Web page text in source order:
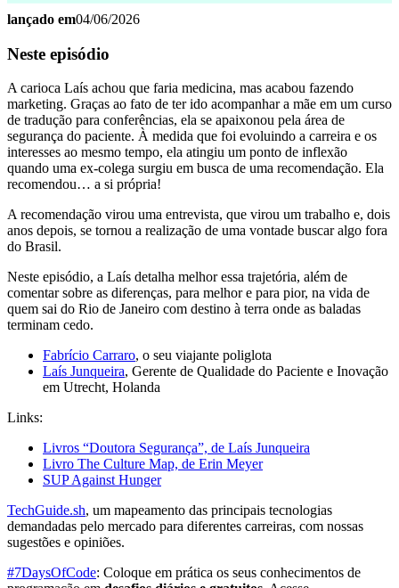
lançado em04/06/2026
Neste episódio
A carioca Laís achou que faria medicina, mas acabou fazendo
marketing. Graças ao fato de ter ido acompanhar a mãe em um curso
de tradução para conferências, ela se apaixonou pela área de
segurança do paciente. À medida que foi evoluindo a carreira e os
interesses ao mesmo tempo, ela atingiu um ponto de inflexão
quando uma ex-colega surgiu em busca de uma recomendação. Ela
recomendou… a si própria!
A recomendação virou uma entrevista, que virou um trabalho e, dois
anos depois, se tornou a realização de uma vontade buscar algo fora
do Brasil.
Neste episódio, a Laís detalha melhor essa trajetória, além de
comentar sobre as diferenças, para melhor e para pior, na vida de
quem sai do Rio de Janeiro com destino à terra onde as baladas
terminam cedo.
Fabrício Carraro, o seu viajante poliglota
Laís Junqueira, Gerente de Qualidade do Paciente e Inovação
em Utrecht, Holanda
Links:
Livros “Doutora Segurança”, de Laís Junqueira
Livro The Culture Map, de Erin Meyer
SUP Against Hunger
TechGuide.sh, um mapeamento das principais tecnologias
demandadas pelo mercado para diferentes carreiras, com nossas
sugestões e opiniões.
#7DaysOfCode: Coloque em prática os seus conhecimentos de